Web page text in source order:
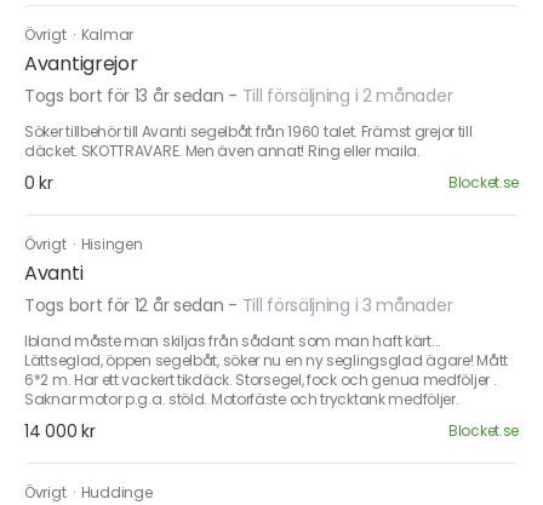
Övrigt · Kalmar
Avantigrejor
Togs bort för 13 år sedan - Till försäljning i 2 månader
Söker tillbehör till Avanti segelbåt från 1960 talet. Främst grejor till
däcket. SKOTTRAVARE. Men även annat! Ring eller maila.
0 kr Blocket.se
Övrigt · Hisingen
Avanti
Togs bort för 12 år sedan - Till försäljning i 3 månader
Ibland måste man skiljas från sådant som man haft kärt...
Lättseglad, öppen segelbåt, söker nu en ny seglingsglad ägare! Mått
6*2 m. Har ett vackert tikdäck. Storsegel, fock och genua medföljer .
Saknar motor p.g.a. stöld. Motorfäste och trycktank medföljer.
14 000 kr Blocket.se
Övrigt · Huddinge